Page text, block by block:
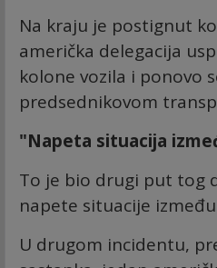
Na kraju je postignut
američka delegacija
kolone vozila i ponovo
predsednikovom
"Napeta situacija
To je bio drugi put tog
napete situacije
U drugom incidentu,